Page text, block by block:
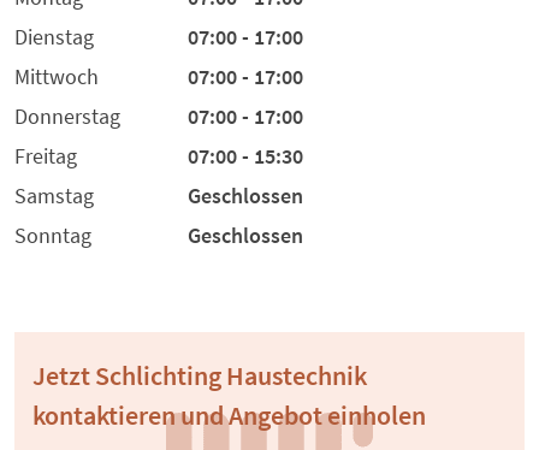
Dienstag
07:00 - 17:00
Mittwoch
07:00 - 17:00
Donnerstag
07:00 - 17:00
Freitag
07:00 - 15:30
Samstag
Geschlossen
Sonntag
Geschlossen
Jetzt Schlichting Haustechnik
kontaktieren und Angebot einholen